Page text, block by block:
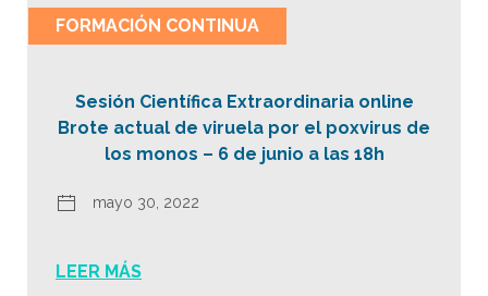
FORMACIÓN CONTINUA
Sesión Científica Extraordinaria online
Brote actual de viruela por el poxvirus de
los monos – 6 de junio a las 18h
mayo 30, 2022
LEER MÁS